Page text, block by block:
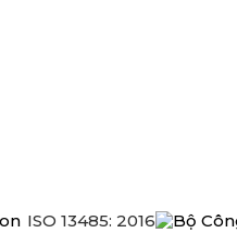
ISO 13485: 2016